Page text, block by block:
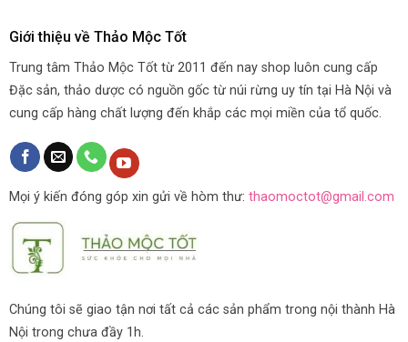
Giới thiệu về Thảo Mộc Tốt
Trung tâm Thảo Mộc Tốt từ 2011 đến nay shop luôn cung cấp
Đặc sản, thảo dược có nguồn gốc từ núi rừng uy tín tại Hà Nội và
cung cấp hàng chất lượng đến khắp các mọi miền của tổ quốc.
Mọi ý kiến đóng góp xin gửi về hòm thư: thaomoctot@gmail.com
Chúng tôi sẽ giao tận nơi tất cả các sản phẩm trong nội thành Hà
Nội trong chưa đầy 1h.